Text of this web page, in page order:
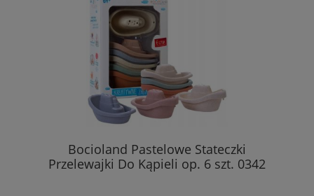
Bocioland Pastelowe Stateczki
Przelewajki Do Kąpieli op. 6 szt. 0342